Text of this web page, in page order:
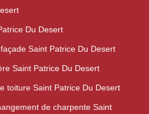
Du Desert
Saint Patrice Du Desert
Saint Patrice Du Desert
toiture Saint Patrice Du Desert
de charpente Saint